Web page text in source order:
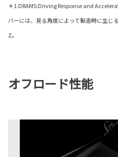
＊1.DRAMS:Driving Response and
バーには、見る角度によって製造時に生
Z。
オフロード性能